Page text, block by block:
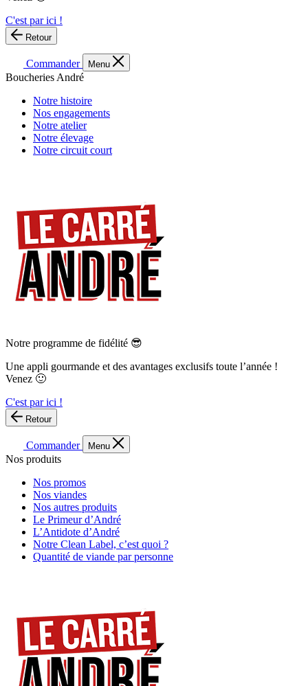
C'est par ici !
Retour
Commander Menu
Boucheries André
Notre histoire
Nos engagements
Notre atelier
Notre élevage
Notre circuit court
Notre programme de fidélité 😎
Une appli gourmande et des avantages exclusifs toute l’année !
Venez 🙂
C'est par ici !
Retour
Commander Menu
Nos produits
Nos promos
Nos viandes
Nos autres produits
Le Primeur d’André
L’Antidote d’André
Notre Clean Label, c’est quoi ?
Quantité de viande par personne